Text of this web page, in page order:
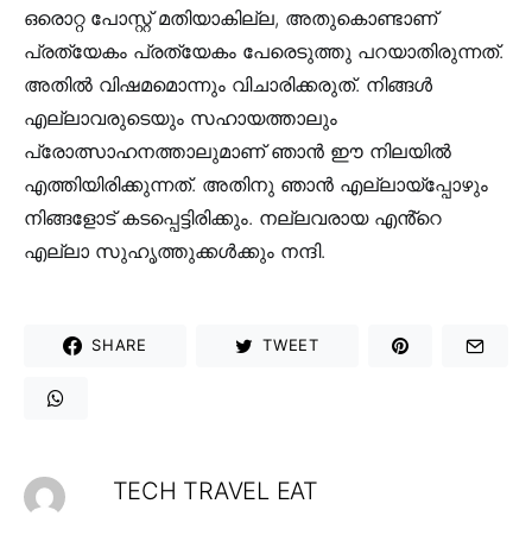
ഒരൊറ്റ പോസ്റ്റ് മതിയാകില്ല, അതുകൊണ്ടാണ്
പ്രത്യേകം പ്രത്യേകം പേരെടുത്തു പറയാതിരുന്നത്.
അതിൽ വിഷമമൊന്നും വിചാരിക്കരുത്. നിങ്ങൾ
എല്ലാവരുടെയും സഹായത്താലും
പ്രോത്സാഹനത്താലുമാണ് ഞാൻ ഈ നിലയിൽ
എത്തിയിരിക്കുന്നത്. അതിനു ഞാൻ എല്ലായ്‌പ്പോഴും
നിങ്ങളോട് കടപ്പെട്ടിരിക്കും. നല്ലവരായ എൻ്റെ
എല്ലാ സുഹൃത്തുക്കൾക്കും നന്ദി.
SHARE TWEET
TECH TRAVEL EAT